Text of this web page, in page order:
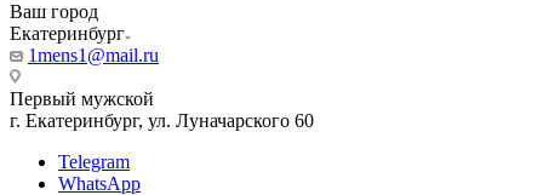
Ваш город
Екатеринбург
1mens1@mail.ru
Первый мужской
г. Екатеринбург, ул. Луначарского 60
Telegram
WhatsApp